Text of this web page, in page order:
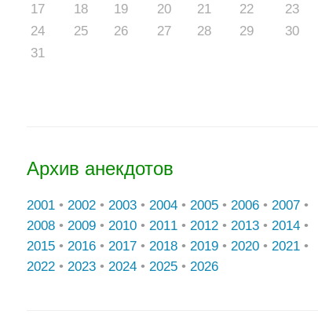
17
18 19 20 21 22
23
24
25 26 27 28 29
30
31
Архив анекдотов
2001 • 2002 • 2003 • 2004 • 2005 • 2006 • 2007 •
2008 • 2009 • 2010 • 2011 • 2012 • 2013 • 2014 •
2015 • 2016 • 2017 • 2018 • 2019 • 2020 • 2021 •
2022 • 2023 • 2024 • 2025 • 2026